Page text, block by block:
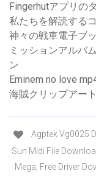
Fingerhutアプリの
私たちを解読する
神々の戦車電子ブ
ミッションアルバ
ン
Eminem no love
海賊クリップアー
Agptek Vg0025
Sun Midi File
Mega, Free Driver